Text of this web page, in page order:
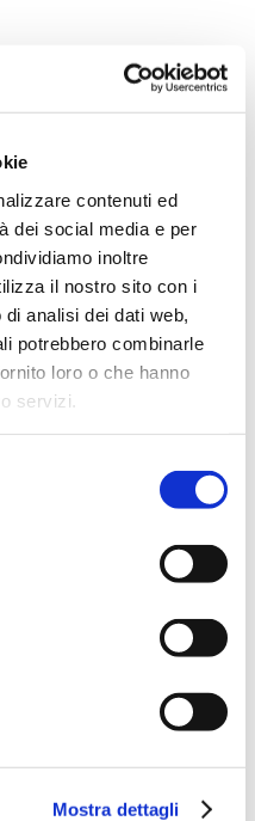
contenuti ed
dei social media e per
inoltre
il nostro sito con i
analisi dei dati web,
potrebbero combinarle
loro o che hanno
servizi.
Mostra dettagli